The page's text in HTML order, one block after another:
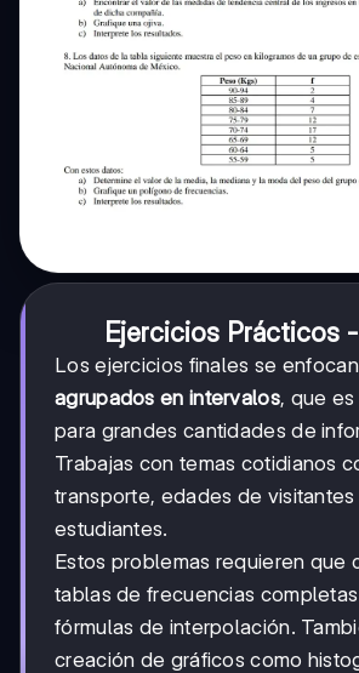
Ejercicios Prácticos
Los ejercicios finales se
agrupados en intervalos, que es
para grandes cantidades de
Trabajas con temas cotidianos
transporte, edades de
estudiantes.
Estos problemas requieren que
tablas de frecuencias
fórmulas de interpolación.
creación de gráficos como